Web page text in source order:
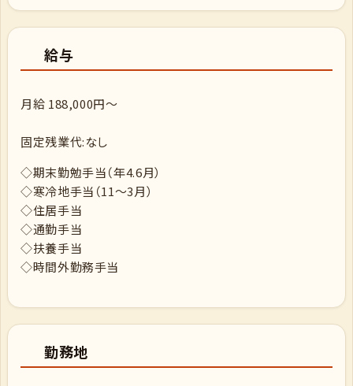
給与
月給 188,000円～
固定残業代:なし
◇期末勤勉手当（年4.6月）
◇寒冷地手当（11～3月）
◇住居手当
◇通勤手当
◇扶養手当
◇時間外勤務手当
勤務地